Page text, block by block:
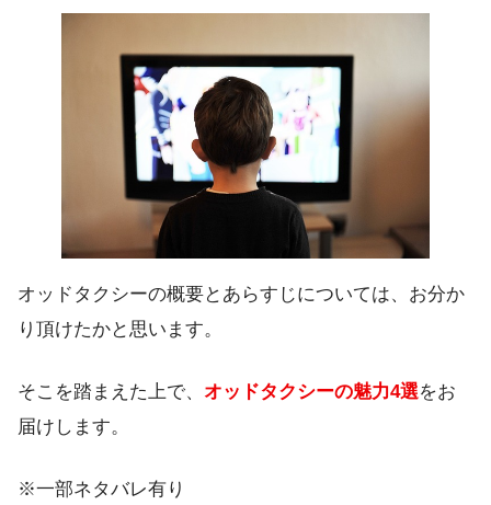
オッドタクシーの概要とあらすじについては、お分か
り頂けたかと思います。
そこを踏まえた上で、 オッドタクシーの魅力4選をお
届けします。
※一部ネタバレ有り